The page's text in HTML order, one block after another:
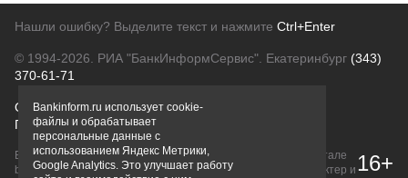
Нашли ошибку? Выделите текст и нажмите Ctrl+Enter
© 1994-2026. РИА "БанкИнформСервис". Екатеринбург (343)
370-61-71
О проектеПолитика конфиденциальности
Правовая информацияДля рекламодателей
Вся информация о продуктах банков, размещенная на портале
bankinform.ru, носит исключительно ознакомительный характер и 16+
Bankinform.ru использует cookie-
файлы и обрабатывает
персональные данные с
использованием Яндекс Метрики,
Google Analytics. Это улучшает работу